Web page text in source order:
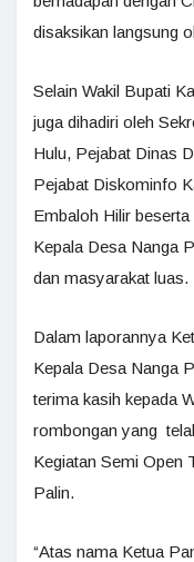
disaksikan langsung
Selain Wakil Bupati
juga dihadiri oleh
Hulu, Pejabat Dinas
Pejabat Diskominfo
Embaloh Hilir
Kepala Desa Nanga
dan masyarakat luas.
Dalam laporannya
Kepala Desa Nanga
terima kasih kepada
rombongan yang
Kegiatan Semi Open
Palin.
“Atas nama Ketua